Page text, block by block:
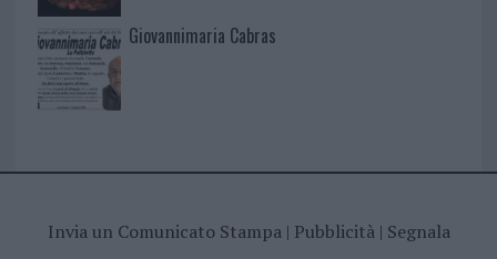
Giovannimaria Cabras
Invia un Comunicato Stampa| Pubblicità| Segnala